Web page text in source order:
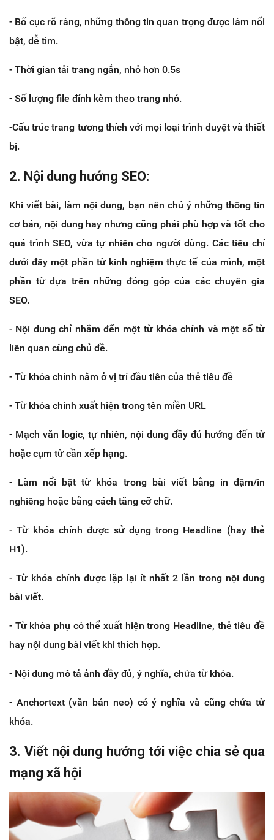
- Bố cục rõ ràng, những thông tin quan trọng được làm nổi
bật, dễ tìm.
- Thời gian tải trang ngắn, nhỏ hơn 0.5s
- Số lượng file đính kèm theo trang nhỏ.
-Cấu trúc trang tương thích với mọi loại trình duyệt và thiết
bị.
2. Nội dung hướng SEO:
Khi viết bài, làm nội dung, bạn nên chú ý những thông tin
cơ bản, nội dung hay nhưng cũng phải phù hợp và tốt cho
quá trình SEO, vừa tự nhiên cho người dùng. Các tiêu chí
dưới đây một phần từ kinh nghiệm thực tế của mình, một
phần từ dựa trên những đóng góp của các chuyên gia
SEO.
- Nội dung chỉ nhắm đến một từ khóa chính và một số từ
liên quan cùng chủ đề.
- Từ khóa chính nằm ở vị trí đầu tiên của thẻ tiêu đề
- Từ khóa chính xuất hiện trong tên miền URL
- Mạch văn logic, tự nhiên, nội dung đầy đủ hướng đến từ
hoặc cụm từ cần xếp hạng.
- Làm nổi bật từ khóa trong bài viết bằng in đậm/in
nghiêng hoặc bằng cách tăng cỡ chữ.
- Từ khóa chính được sử dụng trong Headline (hay thẻ
H1).
- Từ khóa chính được lặp lại ít nhất 2 lần trong nội dung
bài viết.
- Từ khóa phụ có thể xuất hiện trong Headline, thẻ tiêu đề
hay nội dung bài viết khi thích hợp.
- Nội dung mô tả ảnh đầy đủ, ý nghĩa, chứa từ khóa.
- Anchortext (văn bản neo) có ý nghĩa và cũng chứa từ
khóa.
3. Viết nội dung hướng tới việc chia sẻ qua
mạng xã hội